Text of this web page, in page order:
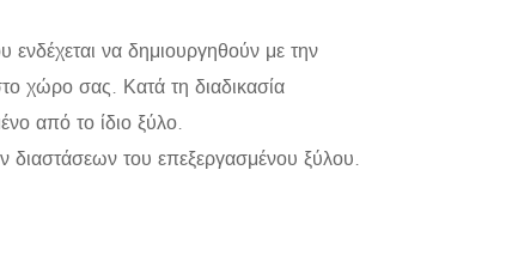
να δημιουργηθούν με την
χώρο σας. Κατά τη διαδικασία
από το ίδιο ξύλο.
διαστάσεων του επεξεργασμένου ξύλου.